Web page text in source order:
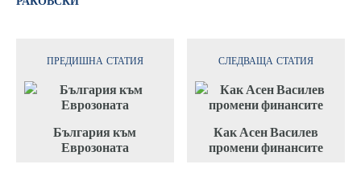
ПРЕДИШНА СТАТИЯ
България към
Еврозоната
СЛЕДВАЩА СТАТИЯ
Как Асен Василев
промени финансите